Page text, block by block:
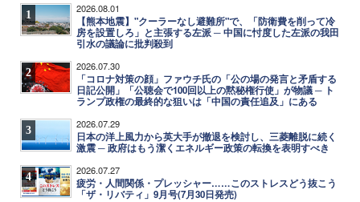
1 2026.08.01
【熊本地震】"クーラーなし避難所"で、「防衛費を削って冷
房を設置しろ」と主張する左派 ─ 中国に忖度した左派の我田
引水の議論に批判殺到
2 2026.07.30
「コロナ対策の顔」ファウチ氏の「公の場の発言と矛盾する
日記公開」「公聴会で100回以上の黙秘権行使」が物議 ─ ト
ランプ政権の最終的な狙いは「中国の責任追及」にある
3 2026.07.29
日本の洋上風力から英大手が撤退を検討し、三菱離脱に続く
激震 ─ 政府はもう潔くエネルギー政策の転換を表明すべき
4 2026.07.27
疲労・人間関係・プレッシャー……このストレスどう抜こう
「ザ・リバティ」9月号(7月30日発売)